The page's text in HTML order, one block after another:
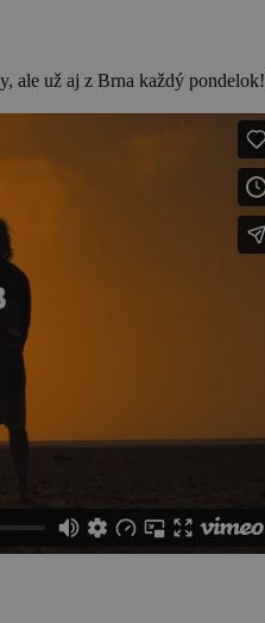
ale už aj z Brna každý pondelok!